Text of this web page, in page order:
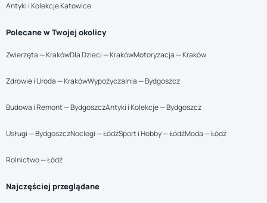
Antyki i Kolekcje Katowice
Polecane w Twojej okolicy
Zwierzęta — KrakówDla Dzieci — KrakówMotoryzacja — Kraków
Zdrowie i Uroda — KrakówWypożyczalnia — Bydgoszcz
Budowa i Remont — BydgoszczAntyki i Kolekcje — Bydgoszcz
Usługi — BydgoszczNoclegi — ŁódźSport i Hobby — ŁódźModa — Łódź
Rolnictwo — Łódź
Najczęściej przeglądane